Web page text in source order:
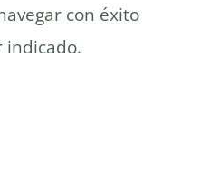
con éxito
indicado.